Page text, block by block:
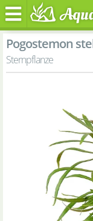
Pogostemon
Sternpflanze